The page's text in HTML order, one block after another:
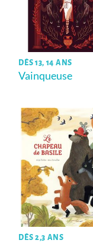
DÈS 13, 14 ANS
Vainqueuse
DÈS 2,3 ANS